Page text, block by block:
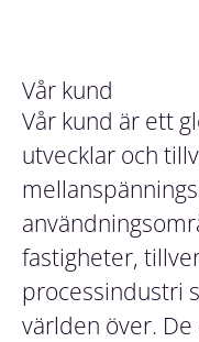
Vår kund
Vår kund är ett
utvecklar och
fastigheter,
processindustri
världen över.